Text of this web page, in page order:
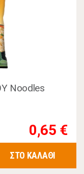
Noodles
0,65 €
ΣΤΟ ΚΑΛΑΘΙ